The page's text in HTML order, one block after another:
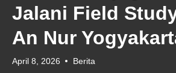
Jalani Field
An Nur
April 8, 2026 Berita